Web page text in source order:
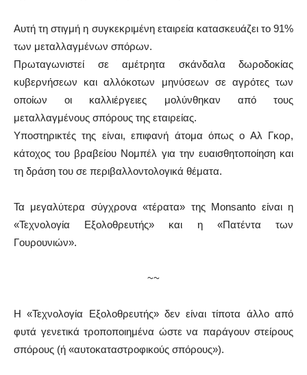
Αυτή τη στιγμή η συγκεκριμένη εταιρεία κατασκευάζει το 91%
των μεταλλαγμένων σπόρων.
Πρωταγωνιστεί σε αμέτρητα σκάνδαλα δωροδοκίας
κυβερνήσεων και αλλόκοτων μηνύσεων σε αγρότες των
οποίων οι καλλιέργειες μολύνθηκαν από τους
μεταλλαγμένους σπόρους της εταιρείας.
Υποστηρικτές της είναι, επιφανή άτομα όπως ο Αλ Γκορ,
κάτοχος του βραβείου Νομπέλ για την ευαισθητοποίηση και
τη δράση του σε περιβαλλοντολογικά θέματα.
Τα μεγαλύτερα σύγχρονα «τέρατα» της Monsanto είναι η
«Τεχνολογία Εξολοθρευτής» και η «Πατέντα των
Γουρουνιών».
~~
Η «Τεχνολογία Εξολοθρευτής» δεν είναι τίποτα άλλο από
φυτά γενετικά τροποποιημένα ώστε να παράγουν στείρους
σπόρους (ή «αυτοκαταστροφικούς σπόρους»).